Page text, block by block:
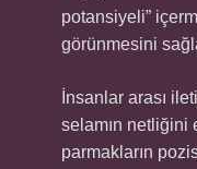
potansiyeli”
görünmesini
İnsanlar arası
selamın netliğini
parmakların